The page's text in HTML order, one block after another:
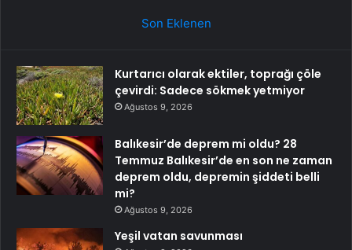
Son Eklenen
Kurtarıcı olarak ektiler, toprağı çöle
çevirdi: Sadece sökmek yetmiyor
Ağustos 9, 2026
Balıkesir’de deprem mi oldu? 28
Temmuz Balıkesir’de en son ne zaman
deprem oldu, depremin şiddeti belli
mi?
Ağustos 9, 2026
Yeşil vatan savunması